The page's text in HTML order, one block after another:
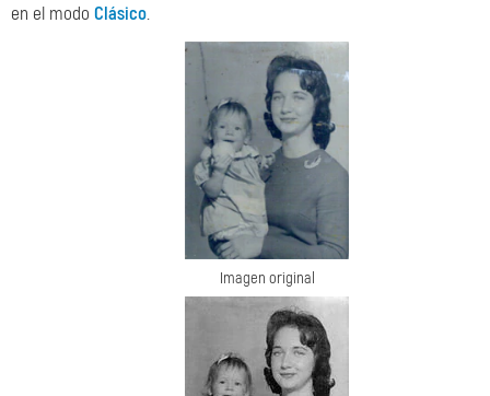
en el modo Clásico.
Imagen original